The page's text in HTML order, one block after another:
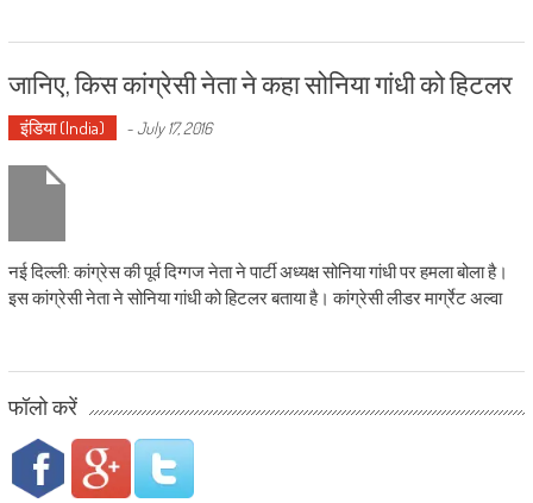
जानिए, किस कांग्रेसी नेता ने कहा सोनिया गांधी को हिटलर
इंडिया (India) -July 17, 2016
नई दिल्‍ली: कांग्रेस की पूर्व दिग्गज नेता ने पार्टी अध्‍यक्ष सोनिया गांधी पर हमला बोला है।
इस कांग्रेसी नेता ने सोनिया गांधी को हिटलर बताया है। कांग्रेसी लीडर मार्ग्रेट अल्वा
फॉलो करें